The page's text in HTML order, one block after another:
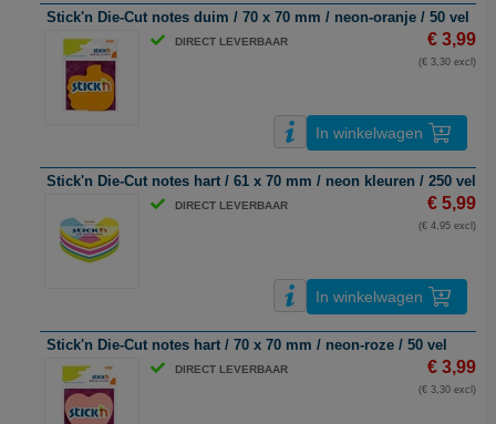
Stick'n Die-Cut notes duim / 70 x 70 mm / neon-oranje / 50 vel
DIRECT LEVERBAAR € 3,99
(€ 3,30 excl)
In winkelwagen
Stick'n Die-Cut notes hart / 61 x 70 mm / neon kleuren / 250 vel
DIRECT LEVERBAAR € 5,99
(€ 4,95 excl)
In winkelwagen
Stick'n Die-Cut notes hart / 70 x 70 mm / neon-roze / 50 vel
DIRECT LEVERBAAR € 3,99
(€ 3,30 excl)